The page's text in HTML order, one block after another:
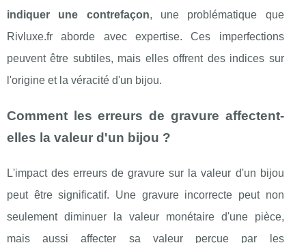
indiquer une contrefaçon, une problématique que
Rivluxe.fr aborde avec expertise. Ces imperfections
peuvent être subtiles, mais elles offrent des indices sur
l'origine et la véracité d'un bijou.
Comment les erreurs de gravure affectent-
elles la valeur d'un bijou ?
L'impact des erreurs de gravure sur la valeur d'un bijou
peut être significatif. Une gravure incorrecte peut non
seulement diminuer la valeur monétaire d'une pièce,
mais aussi affecter sa valeur perçue par les